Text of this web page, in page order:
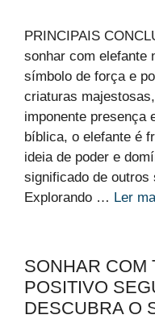
PRINCIPAIS
sonhar com elefante
símbolo de força e
criaturas
imponente presença
bíblica, o elefante é
ideia de poder e
significado de outros
Explorando … Ler
SONHAR COM
POSITIVO
DESCUBRA O